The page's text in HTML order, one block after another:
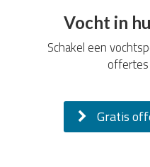
Vocht in
Schakel een
offertes
Gratis